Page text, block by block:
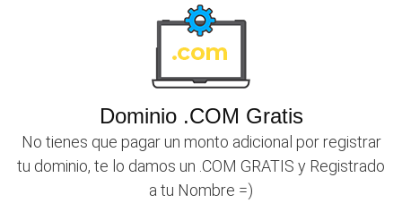
Dominio .COM Gratis
No tienes que pagar un monto adicional por registrar
tu dominio, te lo damos un .COM GRATIS y Registrado
a tu Nombre =)